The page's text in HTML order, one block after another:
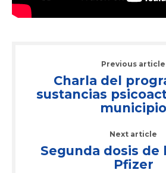
Previous article
Charla del
sustancias
municipio
Next article
Segunda dosis de
Pfizer